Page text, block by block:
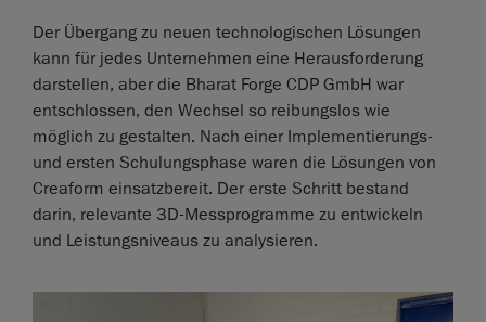
Der Übergang zu neuen technologischen Lösungen
kann für jedes Unternehmen eine Herausforderung
darstellen, aber die Bharat Forge CDP GmbH war
entschlossen, den Wechsel so reibungslos wie
möglich zu gestalten. Nach einer Implementierungs-
und ersten Schulungsphase waren die Lösungen von
Creaform einsatzbereit. Der erste Schritt bestand
darin, relevante 3D-Messprogramme zu entwickeln
und Leistungsniveaus zu analysieren.